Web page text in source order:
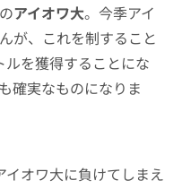
アイオワ大。今季アイ
が、これを制すること
を獲得することにな
確実なものになりま
オワ大に負けてしまえ